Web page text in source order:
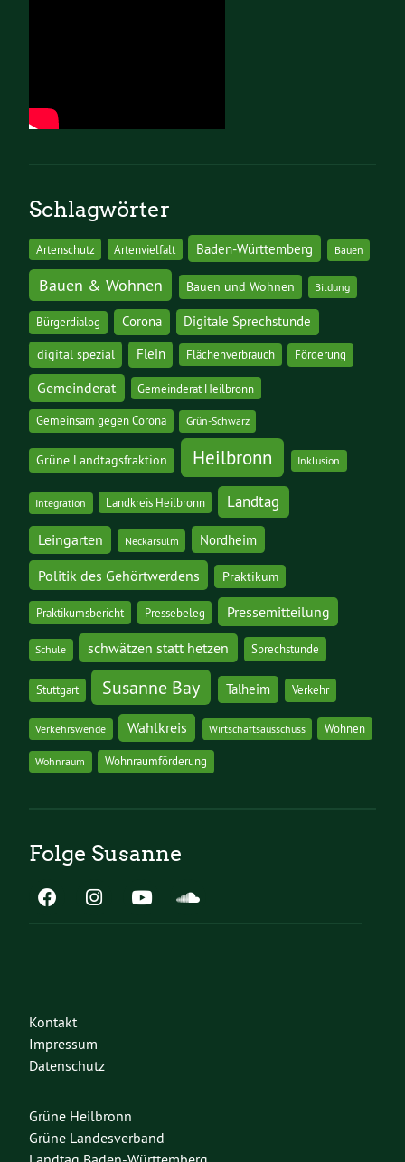
Schlagwörter
Artenschutz Artenvielfalt Baden-Württemberg Bauen
Bauen & Wohnen Bauen und Wohnen Bildung
Bürgerdialog Corona Digitale Sprechstunde
digital spezial Flein Flächenverbrauch Förderung
Gemeinderat Gemeinderat Heilbronn
Gemeinsam gegen Corona Grün-Schwarz
Grüne Landtagsfraktion Heilbronn Inklusion
Integration Landkreis Heilbronn Landtag
Leingarten Neckarsulm Nordheim
Politik des Gehörtwerdens Praktikum
Praktikumsbericht Pressebeleg Pressemitteilung
Schule schwätzen statt hetzen Sprechstunde
Stuttgart Susanne Bay Talheim Verkehr
Verkehrswende Wahlkreis Wirtschaftsausschuss Wohnen
Wohnraum Wohnraumförderung
Folge Susanne
Kontakt
Impressum
Datenschutz
Grüne Heilbronn
Grüne Landesverband